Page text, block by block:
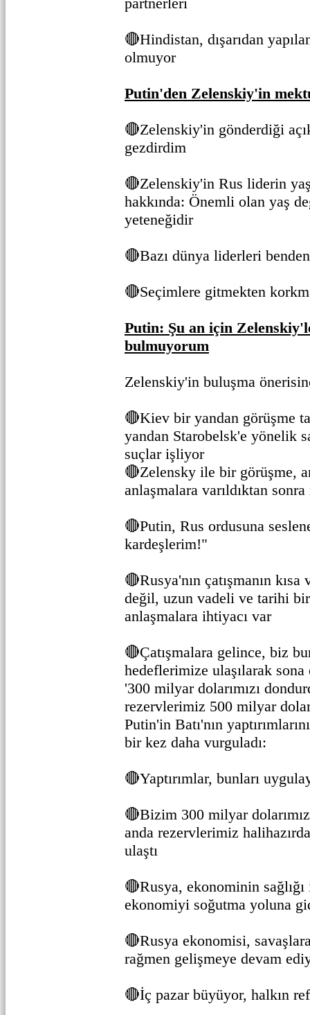
🔴Hindistan, dışarıdan
olmuyor
Putin'den Zelenskiy'in
🔴Zelenskiy'in gönderdiği
gezdirdim
🔴Zelenskiy'in Rus liderin
hakkında: Önemli olan yaş
yeteneğidir
🔴Bazı dünya liderleri
🔴Seçimlere gitmekten
Putin: Şu an için
bulmuyorum
Zelenskiy'in buluşma
🔴Kiev bir yandan görüşme
yandan Starobelsk'e yönelik
suçlar işliyor
🔴Zelensky ile bir görüşme,
anlaşmalara varıldıktan
🔴Putin, Rus ordusuna
kardeşlerim!"
🔴Rusya'nın çatışmanın
değil, uzun vadeli ve tarihi
anlaşmalara ihtiyacı var
🔴Çatışmalara gelince, biz
hedeflerimize ulaşılarak
'300 milyar dolarımızı
rezervlerimiz 500 milyar
Putin'in Batı'nın
bir kez daha vurguladı:
🔴Yaptırımlar, bunları
🔴Bizim 300 milyar
anda rezervlerimiz
ulaştı
🔴Rusya, ekonominin
ekonomiyi soğutma yoluna
🔴Rusya ekonomisi,
rağmen gelişmeye devam
🔴İç pazar büyüyor, halkın